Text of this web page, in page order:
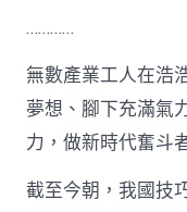
…………
無數產業工人在浩
夢想、腳下充滿氣
力，做新時代奮斗
截至今朝，我國技